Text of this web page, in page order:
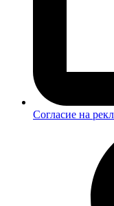
Согласие на